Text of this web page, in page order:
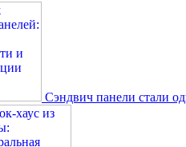
Сэндвич панели стали